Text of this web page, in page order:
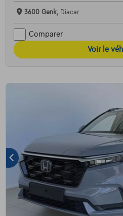
3600 Genk, Diacar
Comparer
Voir le